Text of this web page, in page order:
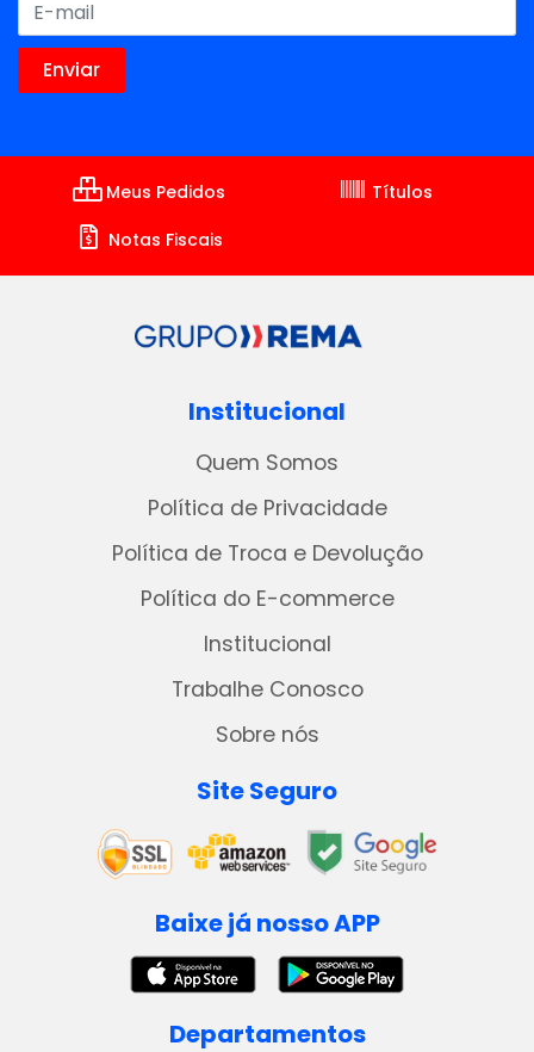
Meus Pedidos
Títulos
Notas Fiscais
Institucional
Quem Somos
Política de Privacidade
Política de Troca e Devolução
Política do E-commerce
Institucional
Trabalhe Conosco
Sobre nós
Site Seguro
Baixe já nosso APP
Departamentos